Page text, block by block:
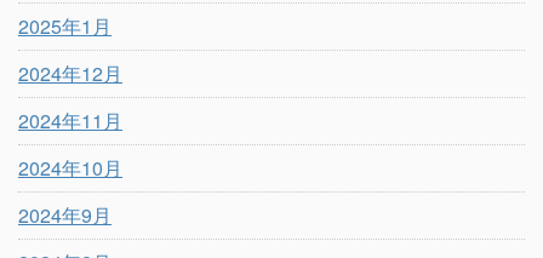
2025年1月
2024年12月
2024年11月
2024年10月
2024年9月